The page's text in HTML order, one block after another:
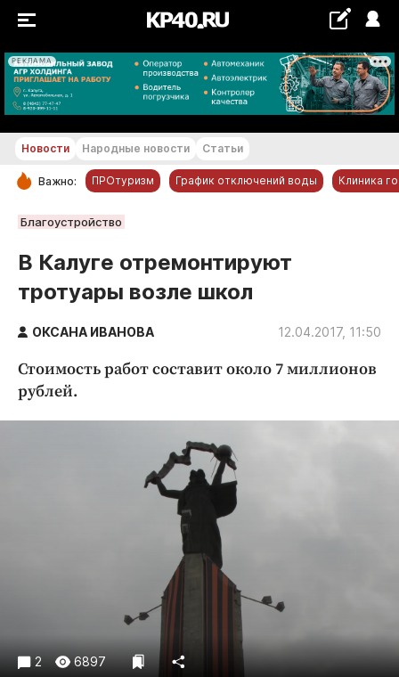
РЕКЛАМА
+26...+27 °С
РУБРИКИ
Новости компаний
Статьи
Народные новости
Авто и транспорт
Благоустройство
Недвижимость и ЖКХ
Образование
Происшествия
Экономика и бизнес
Новости Народные новости Статьи
Важно: ПРОтуризм График отключений воды Клиника
Благоустройство
В Калуге отремонтируют
тротуары возле школ
ОКСАНА ИВАНОВА 12.04.2017, 11:50
Стоимость работ составит около 7 миллионов
рублей.
2 6897